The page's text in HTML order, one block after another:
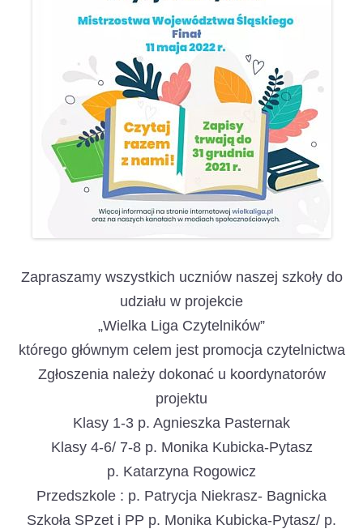
Zapraszamy wszystkich uczniów naszej szkoły do
udziału w projekcie
„Wielka Liga Czytelników”
którego głównym celem jest promocja czytelnictwa
Zgłoszenia należy dokonać u koordynatorów
projektu
Klasy 1-3 p. Agnieszka Pasternak
Klasy 4-6/ 7-8 p. Monika Kubicka-Pytasz
p. Katarzyna Rogowicz
Przedszkole : p. Patrycja Niekrasz- Bagnicka
Szkoła SPzet i PP p. Monika Kubicka-Pytasz/ p.